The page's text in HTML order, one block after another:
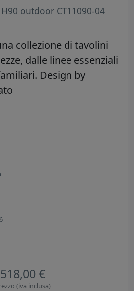
H90 outdoor CT11090-04
collezione di tavolini
dalle linee essenziali
Design by
518,00 €
(iva inclusa)